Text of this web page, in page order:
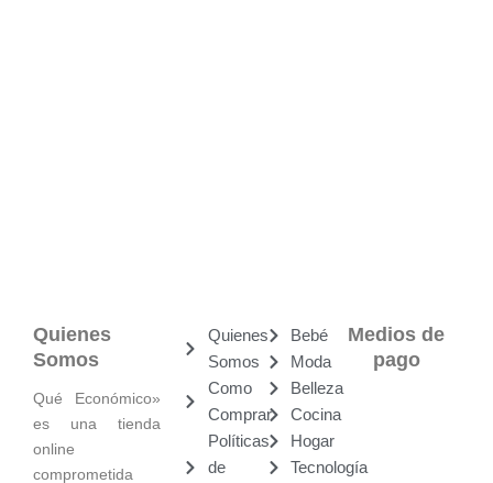
Quienes
Somos
Qué Económico»
es una tienda
online
comprometida
Quienes
Somos
Como
Comprar
Políticas
de
Bebé
Moda
Belleza
Cocina
Hogar
Tecnología
Medios de
pago